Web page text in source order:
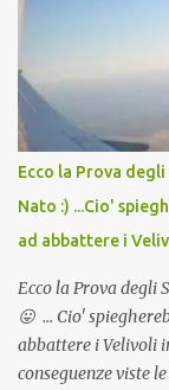
andava bene
l'articolo per NON
Ecco la Prova
Nato :) ...Cio'
ad abbattere i
Ecco la Prova degli
😛 ... Cio'
abbattere i Velivoli
conseguenze viste